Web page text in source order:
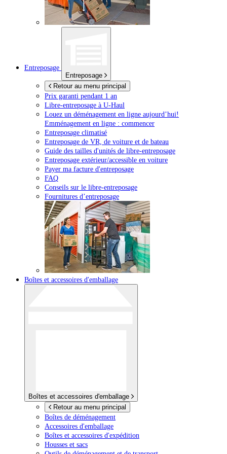
Entreposage
Entreposage
Retour au menu principal
Prix garanti pendant 1 an
Libre-entreposage à U-Haul
Louez un déménagement en ligne aujourd’hui!
Emménagement en ligne : commencer
Entreposage climatisé
Entreposage de VR, de voiture et de bateau
Guide des tailles d'unités de libre-entreposage
Entreposage extérieur/accessible en voiture
Payer ma facture d'entreposage
FAQ
Conseils sur le libre-entreposage
Fournitures d’entreposage
Boîtes et accessoires d'emballage
Boîtes et accessoires d'emballage
Retour au menu principal
Boîtes de déménagement
Accessoires d'emballage
Boîtes et accessoires d'expédition
Housses et sacs